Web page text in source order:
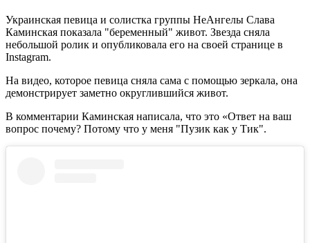
Украинская певица и солистка группы НеАнгелы Слава
Каминская показала "беременный" живот. Звезда сняла
небольшой ролик и опубликовала его на своей странице в
Instagram.
На видео, которое певица сняла сама с помощью зеркала, она
демонстрирует заметно округлившийся живот.
В комментарии Каминская написала, что это «Ответ на ваш
вопрос почему? Потому что у меня "Пузик как у Тик".